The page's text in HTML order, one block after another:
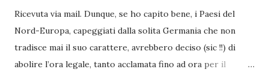
Ricevuta via mail. Dunque, se ho capito bene, i Paesi del
Nord-Europa, capeggiati dalla solita Germania che non
tradisce mai il suo carattere, avrebbero deciso (sic !!) di
abolire l’ora legale, tanto acclamata fino ad ora per il